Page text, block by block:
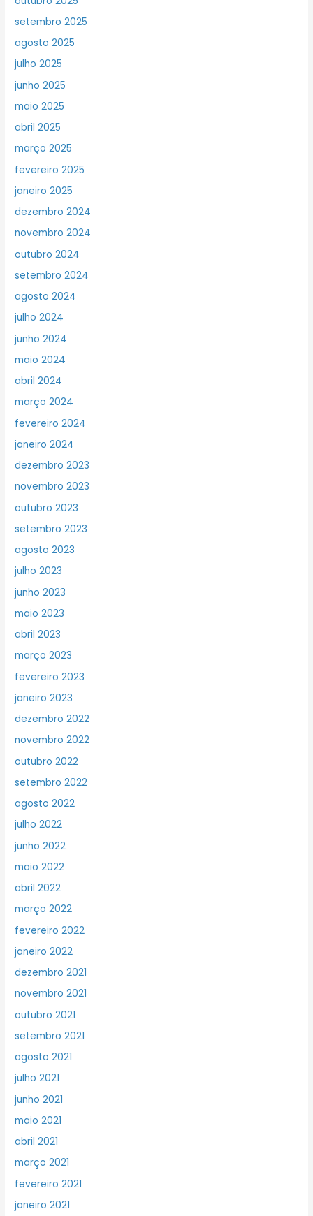
setembro 2025
agosto 2025
julho 2025
junho 2025
maio 2025
abril 2025
março 2025
fevereiro 2025
janeiro 2025
dezembro 2024
novembro 2024
outubro 2024
setembro 2024
agosto 2024
julho 2024
junho 2024
maio 2024
abril 2024
março 2024
fevereiro 2024
janeiro 2024
dezembro 2023
novembro 2023
outubro 2023
setembro 2023
agosto 2023
julho 2023
junho 2023
maio 2023
abril 2023
março 2023
fevereiro 2023
janeiro 2023
dezembro 2022
novembro 2022
outubro 2022
setembro 2022
agosto 2022
julho 2022
junho 2022
maio 2022
abril 2022
março 2022
fevereiro 2022
janeiro 2022
dezembro 2021
novembro 2021
outubro 2021
setembro 2021
agosto 2021
julho 2021
junho 2021
maio 2021
abril 2021
março 2021
fevereiro 2021
janeiro 2021